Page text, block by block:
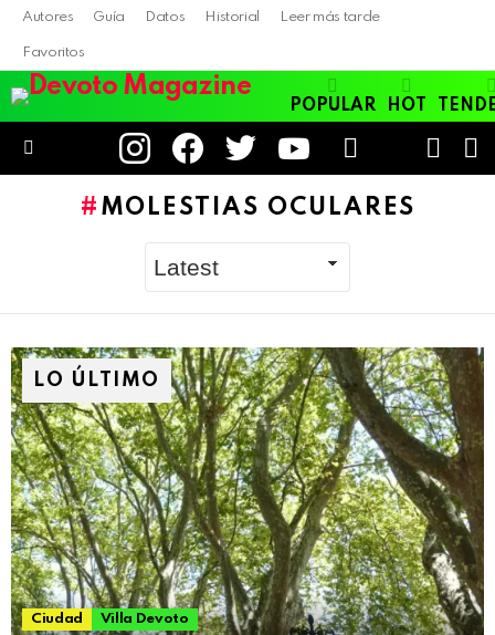
Autores Guía Datos Historial Leer más tarde
Favoritos
POPULAR HOT
instagramfacebooktwitter youtube
SKIN
MOLESTIAS OCULARES
LO ÚLTIMO
Ciudad Villa Devoto